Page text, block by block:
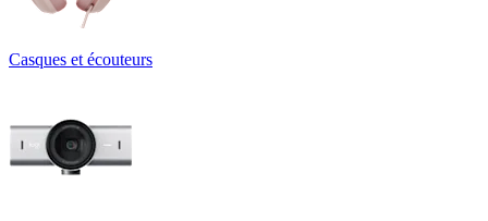
Casques et écouteurs